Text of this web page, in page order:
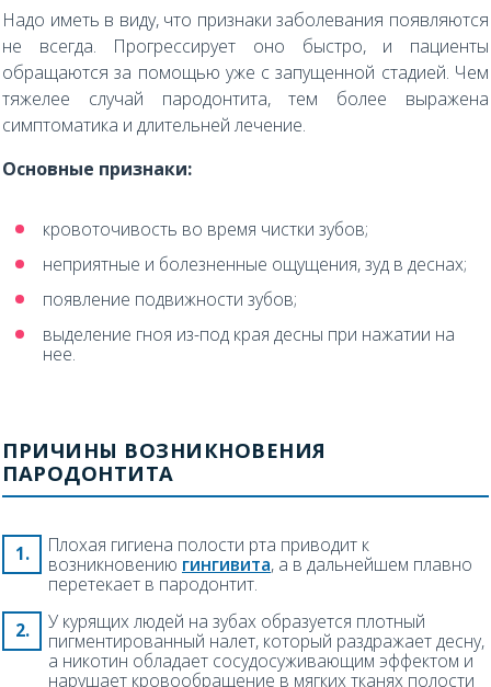
Надо иметь в виду, что признаки заболевания появляются
не всегда. Прогрессирует оно быстро, и пациенты
обращаются за помощью уже с запущенной стадией. Чем
тяжелее случай пародонтита, тем более выражена
симптоматика и длительней лечение.
Основные признаки:
кровоточивость во время чистки зубов;
неприятные и болезненные ощущения, зуд в деснах;
появление подвижности зубов;
выделение гноя из-под края десны при нажатии на
нее.
ПРИЧИНЫ ВОЗНИКНОВЕНИЯ
ПАРОДОНТИТА
Плохая гигиена полости рта приводит к
возникновению гингивита, а в дальнейшем плавно
перетекает в пародонтит.
У курящих людей на зубах образуется плотный
пигментированный налет, который раздражает десну,
а никотин обладает сосудосуживающим эффектом и
нарушает кровообращение в мягких тканях полости